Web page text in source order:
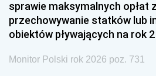
sprawie maksymalnych opłat
przechowywanie statków lub
obiektów pływających na rok
Monitor Polski rok 2026 poz. 731